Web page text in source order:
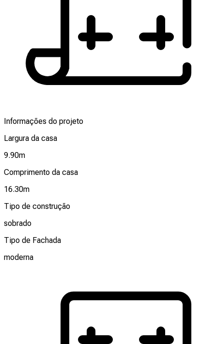
Informações do projeto
Largura da casa
9.90m
Comprimento da casa
16.30m
Tipo de construção
sobrado
Tipo de Fachada
moderna